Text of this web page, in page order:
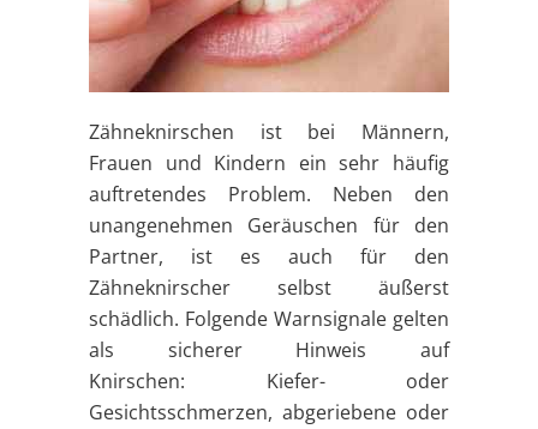
Zähneknirschen ist bei Männern,
Frauen und Kindern ein sehr häufig
auftretendes Problem. Neben den
unangenehmen Geräuschen für den
Partner, ist es auch für den
Zähneknirscher selbst äußerst
schädlich. Folgende Warnsignale gelten
als sicherer Hinweis auf
Knirschen: Kiefer- oder
Gesichtsschmerzen, abgeriebene oder